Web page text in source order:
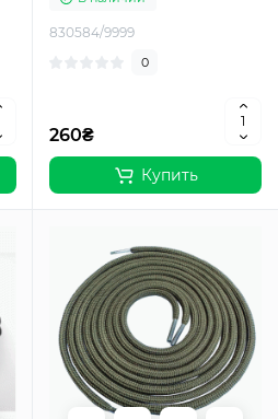
830584/9999
0
260₴
Купить